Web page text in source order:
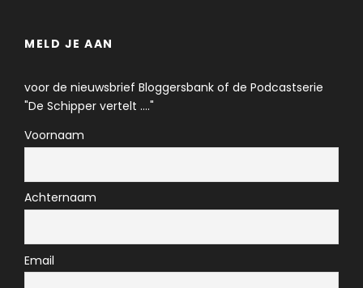
MELD JE AAN
voor de nieuwsbrief Bloggersbank of de Podcastserie
"De Schipper vertelt ...."
Voornaam
Achternaam
Email